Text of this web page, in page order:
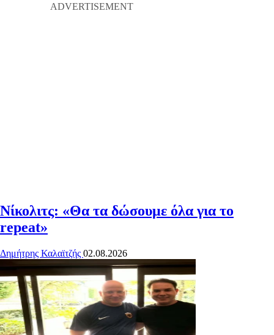
Νίκολιτς: «Θα τα δώσουμε όλα για το
repeat»
Δημήτρης Καλαϊτζής 02.08.2026